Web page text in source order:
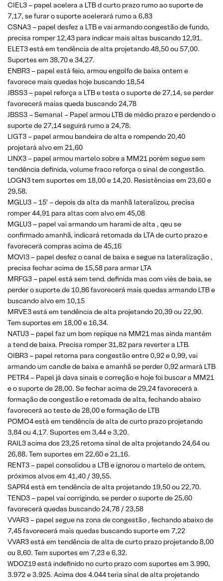
CIEL3 – papel acelera a LTB d curto prazo rumo ao suporte de
7,17, se furar o suporte acelerará rumo a 6,83
CSNA3 – papel desfez a LTB e vai armando congestão de fundo,
precisa romper 12,43 para indicar mais altas buscando 12,91.
ELET3 está em tendência de alta projetando 48,50 ou 57,00.
Suportes em 38,70 e 34,27.
ENBR3 – papel está feio, armou engolfo de baixa ontem e
favorece mais quedas hoje buscando 18,54
JBSS3 – papel reforça a LTB e testa o suporte de 27,14, se perder
favorecerá maias queda buscando 24,78
JBSS3 – Semanal – Papel armou LTB de médio prazo e perdendo o
suporte de 27,14 seguirá rumo a 24,78.
LIGT3 – papel armou bandeira de alta e rompendo 20,40
projetará alvo em 21,60
LINX3 – papel armou martelo sobre a MM21 porém segue sem
tendência definida, volume fraco reforça o sinal de congestão.
LOGN3 tem suportes em 18,00 e 14,20. Resistências em 23,60 e
29,58.
MGLU3 – 15′ – depois da alta da manhã lateralizou, precisa
romper 44,91 para altas com alvo em 45,08
MGLU3 – papel vai armando um harami de alta , qeu se
confirmado amanhã, indicará retomada da LTA de curto prazo e
favorecerá compras acima de 45,16
MOVI3 – papel desfez o canal de baixa e segue na lateralização ,
precisa fechar acima de 15,58 para armar LTA
MRFG3 – papel está sem tend. definida mas com viés de baia, se
perder o suporte de 10,86 favorecerá mais quedas armando LTB e
buscando alvo em 10,15
MRVE3 está em tendência de alta projetando 20,39 ou 22,90.
Tem suportes em 18,00 e 16,34.
NATU3 – papel faz um bom repique na MM21 mas ainda mantém
a tend de baixa. Precisa romper 31,82 para reverter a LTB.
OIBR3 – papel retorna para congestão entre 0,92 e 0,99, vai
armando um candle de baixa e amanhã se perder 0,92 armará LTB
PETR4 – Papel já dava sinais e correção e hoje foi buscar a MM21
e o suporte de 28,00. Se fechar acima de 29,24 favorecerá a
formação de congestão e retomada de alta, fechando abaixo
favorecerá ao teste de 28,00 e formação de LTB
POMO4 está em tendência de alta de curto prazo projetando
3,84 ou 4,17. Suportes em 3,44 e 3,20.
RAIL3 acima dos 23,25 retoma sinal de alta projetando 24,64 ou
26,88. Tem suportes em 22,60 e 21,16.
RENT3 – papel consolidou a LTB e ignorou o martelo de ontem,
próximos alvos em 41,40 / 39,55.
SAPR4 está em tendência de alta projetando 19,50 ou 22,70.
TEND3 – papel vai corrigindo, se perder o suporte de 25,60
favorecerá quedas buscando 24,78 / 23,58
VVAR3 – papel segue na zona de congestão , fechando abaixo de
7,45 favorecerá mais quedas buscando suporte em 7,22
VVAR3 está em tendência de alta de curto prazo projetando 8,00
ou 8,60. Tem suportes em 7,23 e 6,32.
WDOZ19 está indefinido no curto prazo com suportes em 3.990,
3.972 e 3.925. Acima dos 4.044 teria sinal de alta projetando